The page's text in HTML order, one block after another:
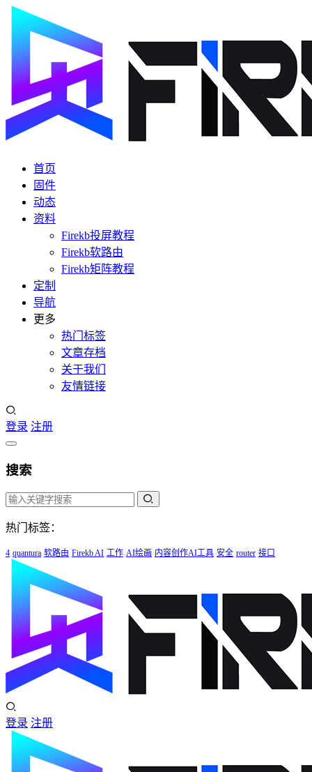
首页
固件
动态
资料
Firekb投屏教程
Firekb软路由
Firekb矩阵教程
定制
导航
更多
热门标签
文章存档
关于我们
友情链接
登录 注册
搜索
热门标签：
4 quantura 软路由 Firekb AI 工作 AI绘画 内容创作AI工具 安全 router 接口
登录 注册